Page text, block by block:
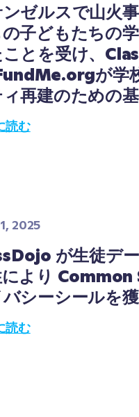
ンゼルスで山火
子どもたちの
とを受け、
が学
再建のための
読む
2025
が生徒デ
より Common
シーシールを
読む